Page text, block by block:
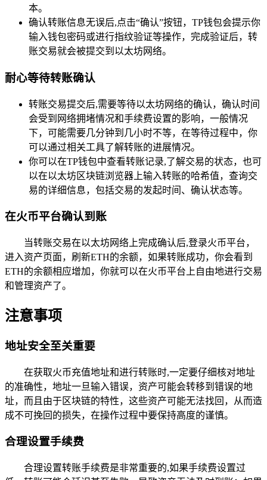
本。
确认转账信息无误后,点击“确认”按钮，TP钱包会提示你
输入钱包密码或进行指纹验证等操作，完成验证后，转
账交易就会被提交到以太坊网络。
耐心等待转账确认
转账交易提交后,需要等待以太坊网络的确认，确认时间
会受到网络拥堵情况和手续费设置的影响，一般情况
下，可能需要几分钟到几小时不等，在等待过程中，你
可以通过相关工具了解转账的进展情况。
你可以在TP钱包中查看转账记录,了解交易的状态，也可
以在以太坊区块链浏览器上输入转账的哈希值，查询交
易的详细信息，包括交易的发起时间、确认状态等。
在火币平台确认到账
当转账交易在以太坊网络上完成确认后,登录火币平台，
进入资产页面，刷新ETH的余额，如果转账成功，你会看到
ETH的余额相应增加，你就可以在火币平台上自由地进行交易
和管理资产了。
注意事项
地址安全至关重要
在获取火币充值地址和进行转账时,一定要仔细核对地址
的准确性，地址一旦输入错误，资产可能会转移到错误的地
址，而且由于区块链的特性，这些资产可能无法找回，从而造
成不可挽回的损失，在操作过程中要保持高度的谨慎。
合理设置手续费
合理设置转账手续费是非常重要的,如果手续费设置过